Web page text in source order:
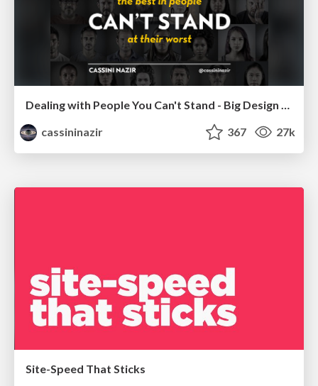
cassininazir
367 27k
Site-Speed That Sticks